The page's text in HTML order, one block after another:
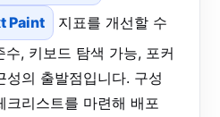
Paint
지표를 개선할 수
, 키보드 탐색 가능, 포커
성의 출발점입니다. 구성
크리스트를 마련해 배포